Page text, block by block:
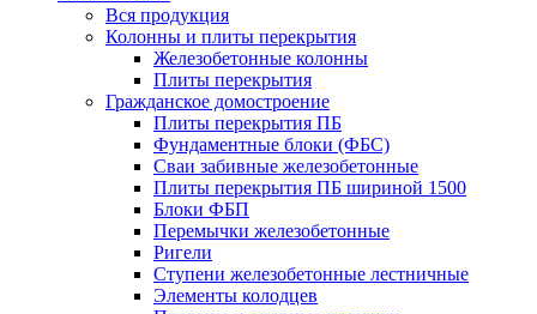
Вся продукция
Колонны и плиты перекрытия
Железобетонные колонны
Плиты перекрытия
Гражданское домостроение
Плиты перекрытия ПБ
Фундаментные блоки (ФБС)
Сваи забивные железобетонные
Плиты перекрытия ПБ шириной 1500
Блоки ФБП
Перемычки железобетонные
Ригели
Ступени железобетонные лестничные
Элементы колодцев